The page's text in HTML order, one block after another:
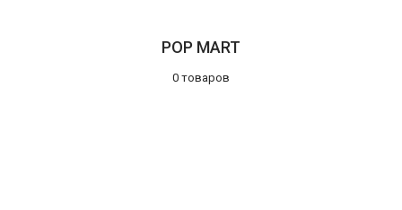
POP MART
0 товаров